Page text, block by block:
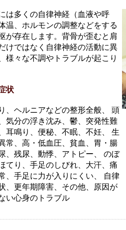
は多くの自律神経（血液や呼
温、ホルモンの調整などをする
が存在します。背骨が歪むと肩
けではなく自律神経の活動に異
様々な不調やトラブルが起こり
状
、ヘルニアなどの整形全般、 頭
気分の浮き沈み、鬱、突発性難
耳鳴り、便秘、不眠、不妊、 生
常、高・低血圧、貧血、胃・腸
、残尿、動悸、アトピー、 のぼ
てり、手足のしびれ、大汗、痛
、手足に力が入りにくい、 自律
、更年期障害、その他、原因が
い心身のトラブル